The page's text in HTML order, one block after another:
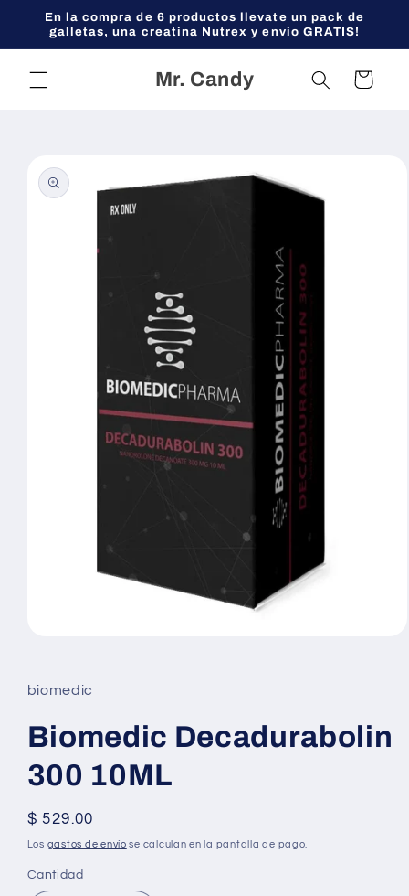
directamente
al contenido
En la compra de 6 productos llevate un pack de
galletas, una creatina Nutrex y envio GRATIS!
Mr. Candy Carrito
información
1
en
ventana
modal
biomedic
Biomedic Decadurabolin
300 10ML
Precio
habitual
$ 529.00
Los gastos de envío se calculan en la pantalla de pago.
Cantidad